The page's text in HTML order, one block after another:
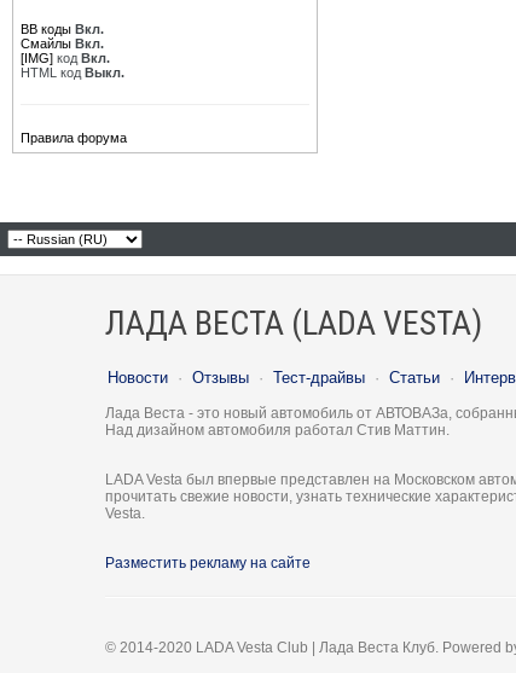
BB коды Вкл.
Смайлы Вкл.
[IMG] код Вкл.
HTML код Выкл.
Правила форума
ЛАДА ВЕСТА (LADA VESTA)
Новости · Отзывы · Тест-драйвы · Статьи ·
Лада Веста - это новый автомобиль от АВТОВАЗа,
Над дизайном автомобиля работал Стив Маттин.
LADA Vesta был впервые представлен на Московском
прочитать свежие новости, узнать технические
Vesta.
Разместить рекламу на сайте
© 2014-2020 LADA Vesta Club | Лада Веста Клуб. Powered